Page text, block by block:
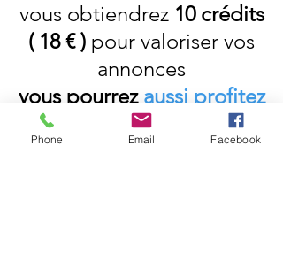
vous obtiendrez 10 crédits
( 18 € ) pour valoriser vos
annonces
vous pourrez aussi profitez
pleinement
programme de
Phone Email Facebook